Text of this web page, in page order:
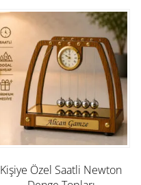
Kişiye Özel Saatli Newton